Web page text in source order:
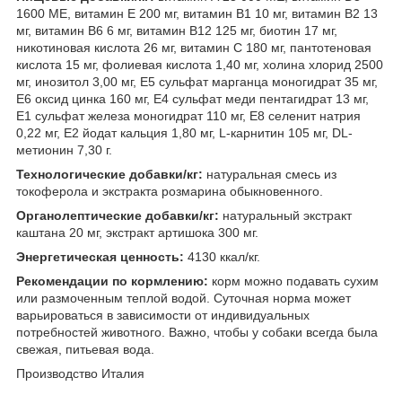
1600 МЕ, витамин Е 200 мг, витамин В1 10 мг, витамин В2 13
мг, витамин В6 6 мг, витамин В12 125 мг, биотин 17 мг,
никотиновая кислота 26 мг, витамин С 180 мг, пантотеновая
кислота 15 мг, фолиевая кислота 1,40 мг, холина хлорид 2500
мг, инозитол 3,00 мг, Е5 сульфат марганца моногидрат 35 мг,
Е6 оксид цинка 160 мг, Е4 сульфат меди пентагидрат 13 мг,
Е1 сульфат железа моногидрат 110 мг, Е8 селенит натрия
0,22 мг, Е2 йодат кальция 1,80 мг, L-карнитин 105 мг, DL-
метионин 7,30 г.
Технологические добавки/кг: натуральная смесь из
токоферола и экстракта розмарина обыкновенного.
Органолептические добавки/кг: натуральный экстракт
каштана 20 мг, экстракт артишока 300 мг.
Энергетическая ценность: 4130 ккал/кг.
Рекомендации по кормлению: корм можно подавать сухим
или размоченным теплой водой. Суточная норма может
варьироваться в зависимости от индивидуальных
потребностей животного. Важно, чтобы у собаки всегда была
свежая, питьевая вода.
Производство Италия